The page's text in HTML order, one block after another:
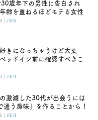
歳年下の男性に告白され
齢を重ねるほどモテる女性
|#335
きになっちゃうけど大丈
ッドイン前に確認すべきこ
|#334
激減した30代が出会うには
通う趣味」を作ることから！
|#333